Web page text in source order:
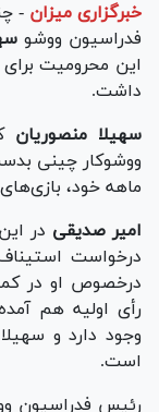
خبرگزاری میزان -
فدراسیون ووشو
این محرومیت
داشت.
سهیلا منصوریان
ماهه خود،
امیر صدیقی در
درخواست
درخصوص او در
رأی اولیه هم
وجود دارد و
است.
رئیس فدراسیون